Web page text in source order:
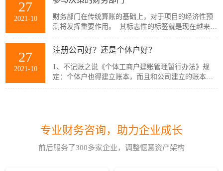
27
2021-10
财务部门在传统算账的基础上，对于项目的经济性预
测将发挥重要作用。 其标志性的标签就是现在越来越
多的总会计师进入了企业的决策层，并在投资、撤资
等方面拥有越来越多的话语权。如何进行投资决策，
27
2021-10
注册公司好？还是个体户好？
1、不记账之说《个体工商户建账管理暂行办法》规
定：个体户也得建立账本，而且和公司建立的账本一
样。如果实在达不到建账标准的个体户，也得经过税
公司很简单。那么注册公司，经营范围重要吗？肯定
营范围，你认真考虑了吗？经营范围的顺序考虑清楚
企业申报后就应及时缴税
专业财务咨询，助力企业成长
前后服务了300多家企业，调整惬意资产架构